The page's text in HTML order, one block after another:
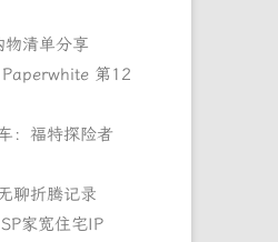
清单分享
第12
：福特探险者
聊折腾记录
家宽住宅IP